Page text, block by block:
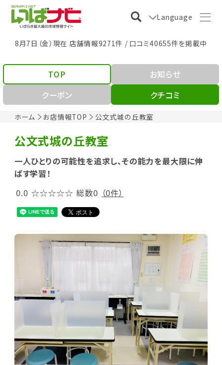
Language
8月7日（金）現在 店舗情報9271件 / 口コミ40655件を掲載中
ホーム お店情報TOP 公文式城の丘教室
TOP
お知らせ
クーポン
クチコミ
公文式城の丘教室
一人ひとりの可能性を追求し、その能力を最大限に伸
ばす学習！
0.0 ☆☆☆☆☆ 総数0 （0件）